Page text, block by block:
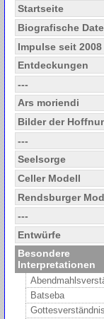
Startseite
Biografische
Impulse seit 2008
Entdeckungen
---
Ars moriendi
Bilder der
---
Seelsorge
Celler Modell
Rendsburger
---
Entwürfe
Besondere
Interpretationen
Batseba
Gottesverständnis